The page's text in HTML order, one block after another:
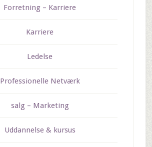
Forretning – Karriere
Karriere
Ledelse
Professionelle Netværk
salg – Marketing
Uddannelse & kursus